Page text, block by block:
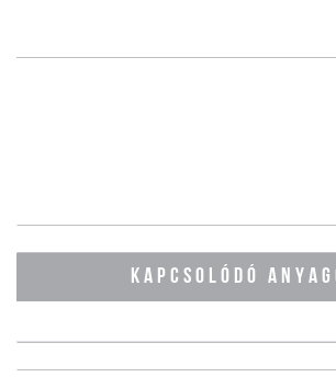
KAPCSOLÓDÓ